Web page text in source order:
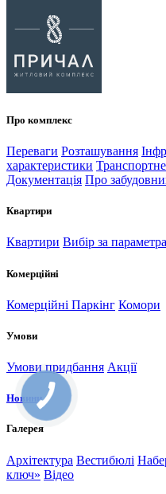
Про комплекс
Переваги Розташування
характеристики
Документація Про
Квартири
Квартири Вибір за
Комерційні
Комерційні Паркінг Комори
Умови
Умови придбання Акції
Новини
Галерея
Архітектура Вестибюлі
ключ» Відео